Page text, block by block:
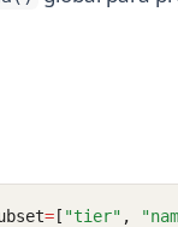
= [ "tier" ,